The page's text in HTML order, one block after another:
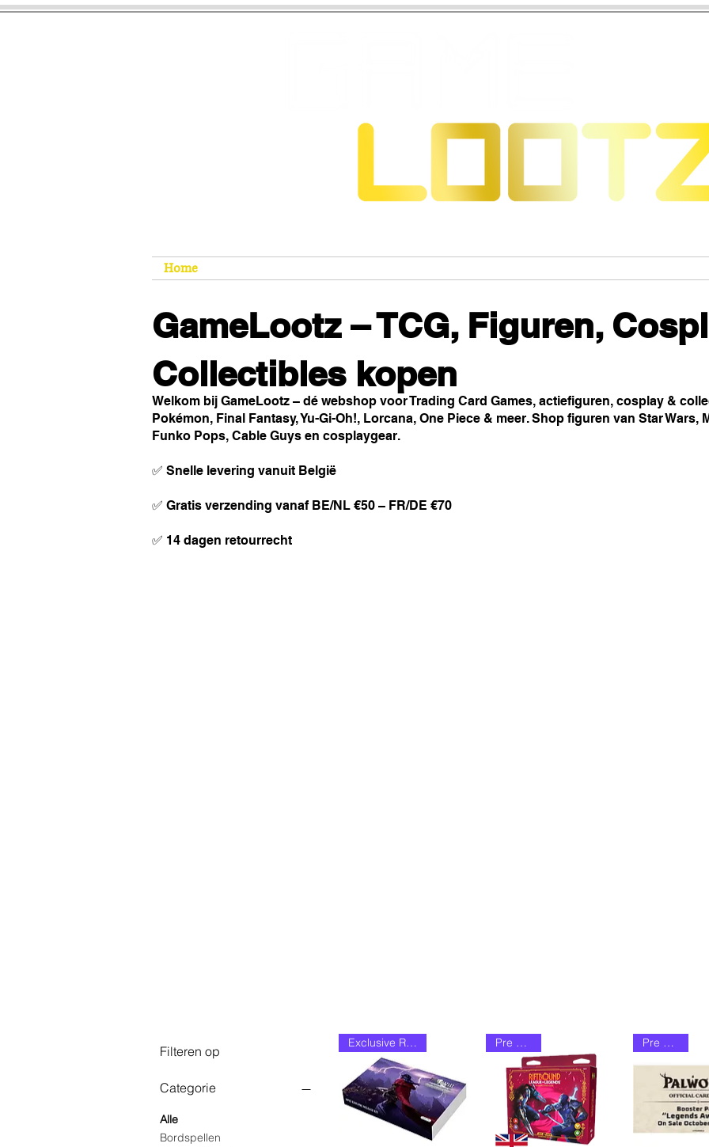
Home
GameLootz – TCG, Figuren,
Collectibles kopen
Welkom bij GameLootz – dé webshop voor Trading Card Games, actiefiguren, cosplay &
Pokémon, Final Fantasy, Yu-Gi-Oh!, Lorcana, One Piece & meer. Shop figuren van Star Wars,
Funko Pops, Cable Guys en cosplaygear.
✅ Snelle levering vanuit België
✅ Gratis verzending vanaf BE/NL €50 – FR/DE €70
✅ 14 dagen retourrecht
Filteren op
Categorie
Alle
Bordspellen
Exclusive Restock Pre Order Pre Order